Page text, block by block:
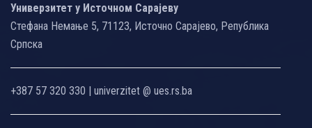
Универзитет у Источном Сарајеву
Стефана Немање 5, 71123, Источно Сарајево, Република
Српска
+387 57 320 330 | univerzitet @ ues.rs.ba